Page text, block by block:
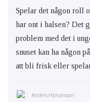
Spelar det någon roll
har ont i halsen? Det
problem med det i
snuset kan ha någon
att bli frisk eller
Anders Halvarsson